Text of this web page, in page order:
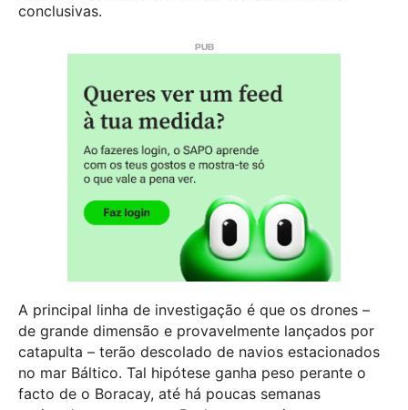
conclusivas.
A principal linha de investigação é que os drones –
de grande dimensão e provavelmente lançados por
catapulta – terão descolado de navios estacionados
no mar Báltico. Tal hipótese ganha peso perante o
facto de o Boracay, até há poucas semanas